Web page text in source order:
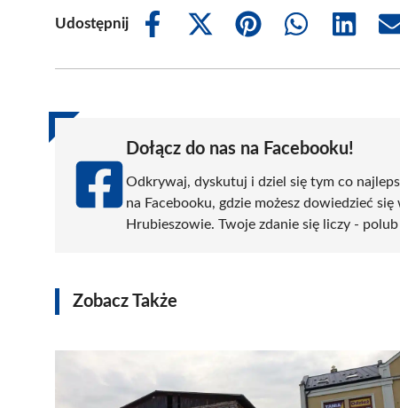
Udostępnij
Share
Share
(Twitter)
Share
Share
Share
Dołącz do nas na Facebooku!
Odkrywaj, dyskutuj i dziel się tym co
na Facebooku, gdzie możesz dowiedzieć
Hrubieszowie. Twoje zdanie się liczy -
Zobacz Także